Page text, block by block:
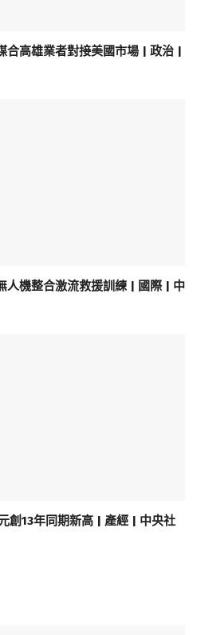
高雄業者對接美國市場 | 政治 |
機整合激流救援訓練 | 國際 | 中
13年同期新高 | 產經 | 中央社